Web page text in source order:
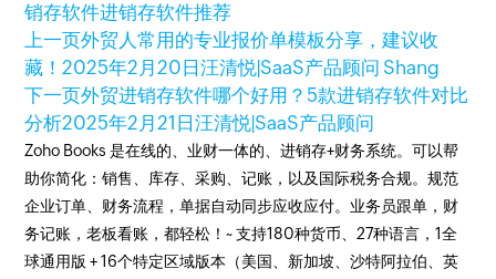
销存软件进销存软件推荐
上一页外贸人常用的专业报价单模板分享，建议收
藏！2025年2月20日汪清悦|SaaS产品顾问 Shang
下一页外贸进销存软件哪个好用？5款进销存软件对比
分析2025年2月21日汪清悦|SaaS产品顾问
Zoho Books 是在线的、业财一体的、进销存+财务系统。可以帮
助你简化：销售、库存、采购、记账，以及国际税务合规。规范
企业订单、财务流程，单据自动同步应收应付。业务员跟单，财
务记账，老板看账，都轻松！~ 支持180种货币、27种语言，1全
球通用版 + 16个特定区域版本（美国、新加坡、沙特阿拉伯、英